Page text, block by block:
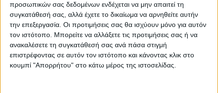
προσωπικών σας δεδομένων ενδέχεται να μην απαιτεί τη
συγκατάθεσή σας, αλλά έχετε το δικαίωμα να αρνηθείτε αυτήν
την επεξεργασία. Οι προτιμήσεις σας θα ισχύουν μόνο για αυτόν
τον ιστότοπο. Μπορείτε να αλλάξετε τις προτιμήσεις σας ή να
ανακαλέσετε τη συγκατάθεσή σας ανά πάσα στιγμή
επιστρέφοντας σε αυτόν τον ιστότοπο και κάνοντας κλικ στο
κουμπί "Απορρήτου" στο κάτω μέρος της ιστοσελίδας.
>Σωματείο Ελληνικών Λαϊκών
Παραδοσιακών Χορών «ΛΥΓΚΗΣΤΕΣ»
Γλέντι για όλους στην Κεντρική Πλατεία
Καρδίτσας με την Μακεδονική Μπάντα
Φλώρινας των Αδελφών Βαλκάνη.